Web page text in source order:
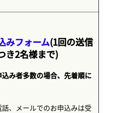
みフォーム(1回の送信
き2名様まで)
込み者多数の場合、先着順に
話、メールでのお申込みは受